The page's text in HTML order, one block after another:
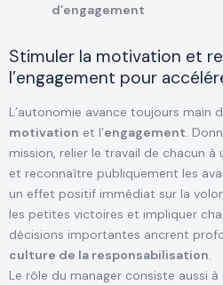
d’engagement
Stimuler la motivation et
l’engagement pour
L’autonomie avance toujours main
motivation et l’engagement.
mission, relier le travail de chacun à
et reconnaître publiquement les
un effet positif immédiat sur la
les petites victoires et impliquer
décisions importantes ancrent
culture de la responsabilisation.
Le rôle du manager consiste aussi